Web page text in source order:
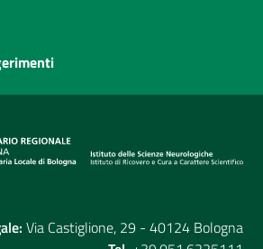
Via Castiglione, 29 - 40124 Bologna